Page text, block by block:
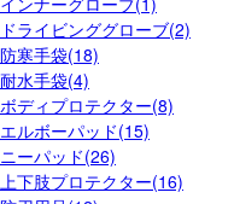
ドライビンググローブ(2)
防寒手袋(18)
耐水手袋(4)
ボディプロテクター(8)
エルボーパッド(15)
ニーパッド(26)
上下肢プロテクター(16)